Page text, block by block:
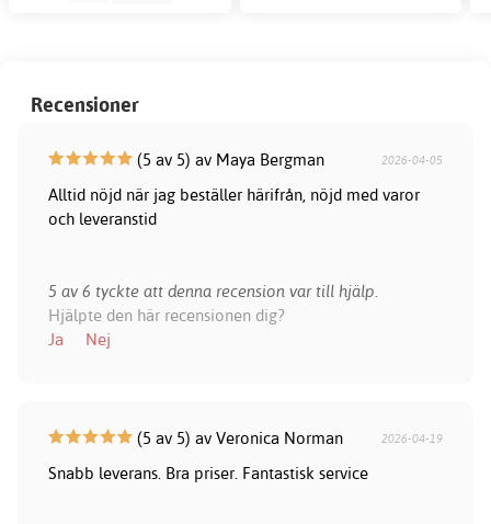
Recensioner
(5 av 5) av Maya Bergman 2026-04-05
Alltid nöjd när jag beställer härifrån, nöjd med varor
och leveranstid
5 av 6 tyckte att denna recension var till hjälp.
Hjälpte den här recensionen dig?
Ja
Nej
(5 av 5) av Veronica Norman 2026-04-19
Snabb leverans. Bra priser. Fantastisk service